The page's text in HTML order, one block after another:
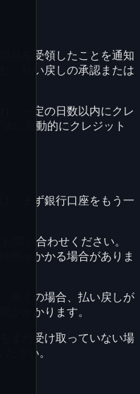
品を受領したことを通知
、払い戻しの承認または
、一定の日数以内にクレ
に自動的にクレジット
、まず銀行口座をもう一
問い合わせください。
間がかかる場合がありま
多くの場合、払い戻しが
がかかります。
まだ受け取っていない場
ださい。